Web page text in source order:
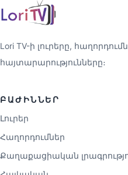
Lori TV-ի լուրերը,
հայտարարությունները։
ԲԱԺԻՆՆԵՐ
Լուրեր
Հաղորդումներ
Քաղաքացիական